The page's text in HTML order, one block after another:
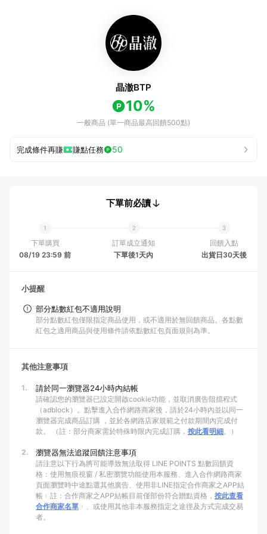
晶澈BTP
10%
一般商品 (單一商品最高回饋500點)
完成條件再賺 賺點任務 50
下單前必讀
下單購買
08/19 23:59 前
訂單成立通知
下單後1天內
回饋入點
出貨日30天後
小提醒
部分點數紅包不適用說明
部分點數紅包僅限指定商品使用，或不適用於無回饋商品。各點數
紅包之適用商品與使用條件請依點數紅包頁面規則為準。
其他注意事項
1. 請於同一瀏覽器24小時內結帳
請確認您的瀏覽器已設定開啟cookie功能，並取消廣告阻擋程式
（adblock）。點擊進入合作網路商家後，請於24小時內並以同一
瀏覽器完成商品訂購 ，並於各網路店家規範之付款期間內完成付
款。 （註：部分商家需於特殊時限內完成訂購， 按此看明細。）
2. 瀏覽器無法追蹤回饋注意事項
請注意以下行為將可能導致無法取得 LINE POINTS 點數回饋資
格：使用無痕視窗 / 私密瀏覽功能使用本服務、進入合作網路商家
頁面瀏覽時中途點選其他廣告、使用非LINE指定合作商家之APP結
帳﹙註：合作商家之APP結帳目前僅部份符合贈點資格， 按此查看
合作商家名單 ﹚、或使用其他非本服務指定之途徑及方式完成交易
者。